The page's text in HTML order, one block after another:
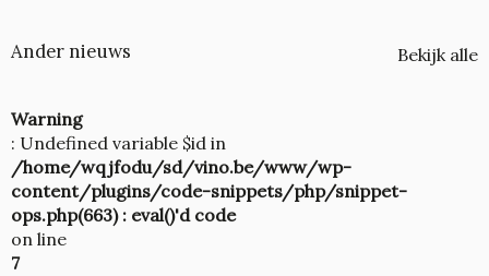
Ander nieuws Bekijk alle
Warning
: Undefined variable $id in
/home/wqjfodu/sd/vino.be/www/wp-
content/plugins/code-snippets/php/snippet-
ops.php(663) : eval()'d code
on line
7